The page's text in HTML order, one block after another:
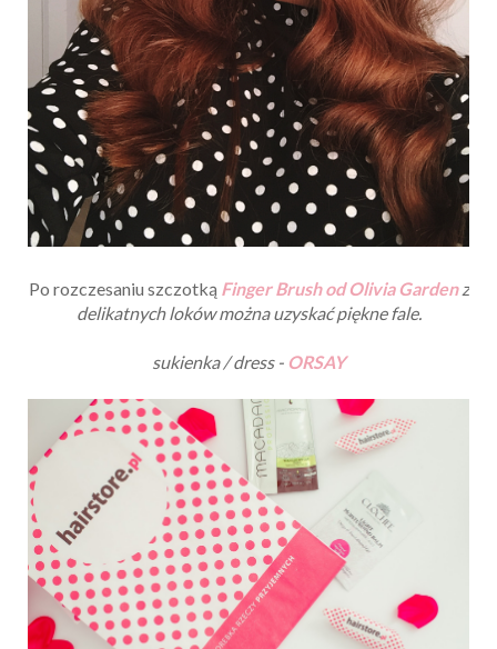
Po rozczesaniu szczotką Finger Brush od Olivia Garden z
delikatnych loków można uzyskać piękne fale.
sukienka / dress - ORSAY